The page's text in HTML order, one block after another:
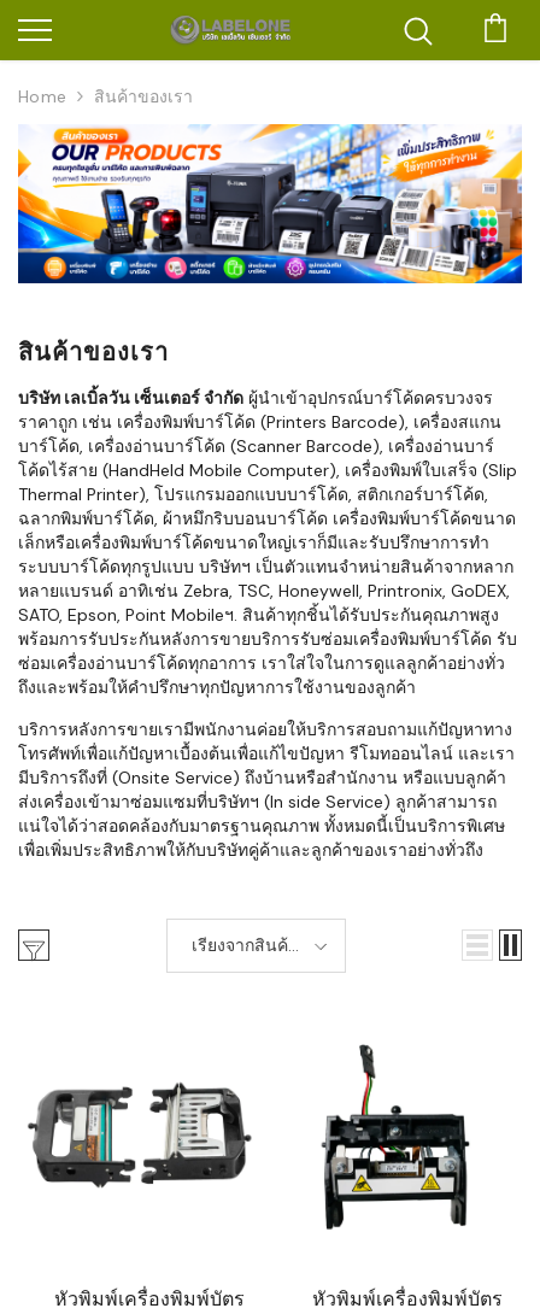
Home สินค้าของเรา
สินค้าของเรา
บริษัท เลเบิ้ลวัน เซ็นเตอร์ จำกัด ผู้นำเข้าอุปกรณ์บาร์โค้ดครบวงจร
ราคาถูก เช่น เครื่องพิมพ์บาร์โค้ด (Printers Barcode), เครื่องสแกน
บาร์โค้ด, เครื่องอ่านบาร์โค้ด (Scanner Barcode), เครื่องอ่านบาร์
โค้ดไร้สาย (HandHeld Mobile Computer), เครื่องพิมพ์ใบเสร็จ (Slip
Thermal Printer), โปรแกรมออกแบบบาร์โค้ด, สติกเกอร์บาร์โค้ด,
ฉลากพิมพ์บาร์โค้ด, ผ้าหมึกริบบอนบาร์โค้ด เครื่องพิมพ์บาร์โค้ดขนาด
เล็กหรือเครื่องพิมพ์บาร์โค้ดขนาดใหญ่เราก็มีและรับปรึกษาการทำ
ระบบบาร์โค้ดทุกรูปแบบ บริษัทฯ เป็นตัวแทนจำหน่ายสินค้าจากหลาก
หลายแบรนด์ อาทิเช่น Zebra, TSC, Honeywell, Printronix, GoDEX,
SATO, Epson, Point Mobileฯ. สินค้าทุกชิ้นได้รับประกันคุณภาพสูง
พร้อมการรับประกันหลังการขายบริการรับซ่อมเครื่องพิมพ์บาร์โค้ด รับ
ซ่อมเครื่องอ่านบาร์โค้ดทุกอาการ เราใส่ใจในการดูแลลูกค้าอย่างทั่ว
ถึงและพร้อมให้คำปรึกษาทุกปัญหาการใช้งานของลูกค้า
บริการหลังการขายเรามีพนักงานค่อยให้บริการสอบถามแก้ปัญหาทาง
โทรศัพท์เพื่อแก้ปัญหาเบื้องต้นเพื่อแก้ไขปัญหา รีโมทออนไลน์ และเรา
มีบริการถึงที่ (Onsite Service) ถึงบ้านหรือสำนักงาน หรือแบบลูกค้า
ส่งเครื่องเข้ามาซ่อมแซมที่บริษัทฯ (In side Service) ลูกค้าสามารถ
แน่ใจได้ว่าสอดคล้องกับมาตรฐานคุณภาพ ทั้งหมดนี้เป็นบริการพิเศษ
เพื่อเพิ่มประสิทธิภาพให้กับบริษัทคู่ค้าและลูกค้าของเราอย่างทั่วถึง
เรียงจากสินค้า
ใหม่-เก่า
หัวพิมพ์เครื่องพิมพ์บัตร
หัวพิมพ์เครื่องพิมพ์บัตร